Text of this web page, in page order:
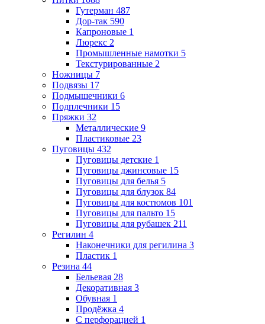
Гутерман 487
Дор-так 590
Капроновые 1
Люрекс 2
Промышленные намотки 5
Текстурированные 2
Ножницы 7
Подвязы 17
Подмышечники 6
Подплечники 15
Пряжки 32
Металлические 9
Пластиковые 23
Пуговицы 432
Пуговицы детские 1
Пуговицы джинсовые 15
Пуговицы для белья 5
Пуговицы для блузок 84
Пуговицы для костюмов 101
Пуговицы для пальто 15
Пуговицы для рубашек 211
Регилин 4
Наконечники для регилина 3
Пластик 1
Резина 44
Бельевая 28
Декоративная 3
Обувная 1
Продёжка 4
С перфорацией 1